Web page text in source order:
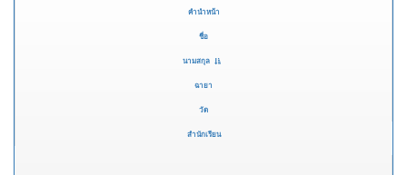
คำนำหน้า
ชื่อ
นามสกุล
ฉายา
วัด
สำนักเรียน